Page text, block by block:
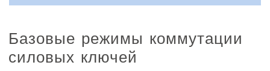
Базовые режимы коммутации
силовых ключей